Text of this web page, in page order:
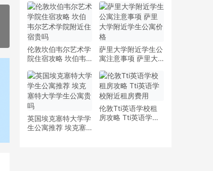
少钱
多少钱一周
伦敦坎伯韦尔艺术学
院住宿攻略 坎伯韦
贵吗
萨里大学附近学生公
寓注意事项 萨里大
英国埃克塞特大学学
生公寓推荐 埃克塞
伦敦Tti英语学校租
房攻略 Tti英语学校